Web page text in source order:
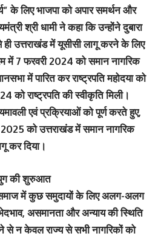
के लिए भाजपा को अपार समर्थन और
श्री धामी ने कहा कि उन्होंने दुबारा
ही उत्तराखंड में यूसीसी लागू करने के लिए
में 7 फरवरी 2024 को समान नागरिक
में पारित कर राष्ट्रपति महोदया को
को राष्ट्रपति की स्वीकृति मिली।
एवं प्रक्रियाओं को पूर्ण करते हुए,
को उत्तराखंड में समान नागरिक
कर दिया।
की शुरुआत
में कुछ समुदायों के लिए अलग-अलग
असमानता और अन्याय की स्थिति
से न केवल राज्य से सभी नागरिकों को